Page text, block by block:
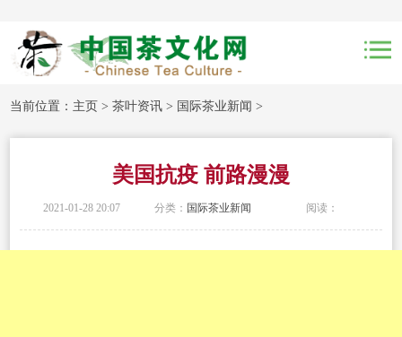
当前位置： 主页 >茶叶资讯 > 国际茶业新闻 >
美国抗疫 前路漫漫
2021-01-28 20:07 分类： 国际茶业新闻 阅读：